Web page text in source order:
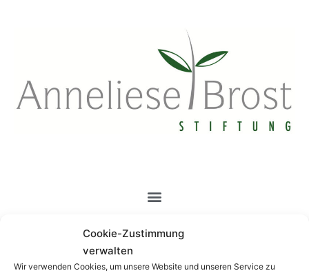
Cookie-Zustimmung
verwalten
Wir verwenden Cookies, um unsere Website und unseren Service zu
Erste Hilfe am Kind